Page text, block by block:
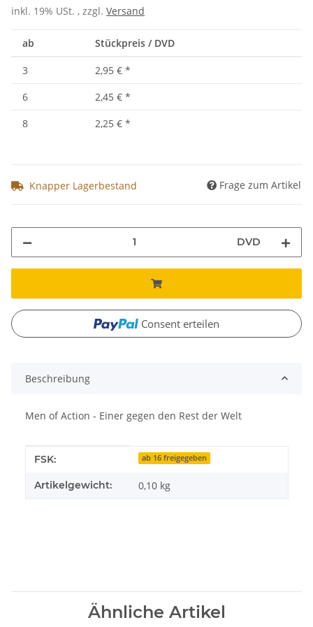
inkl. 19% USt. , zzgl. Versand
ab Stückpreis / DVD
3 2,95 € *
6
2,45 € *
8
2,25 € *
Knapper Lagerbestand Frage zum Artikel
DVD
Consent erteilen
Beschreibung
Men of Action - Einer gegen den Rest der Welt
Produkteigenschaft
Wert
FSK: ab 16 freigegeben
Artikelgewicht: 0,10 kg
Ähnliche Artikel